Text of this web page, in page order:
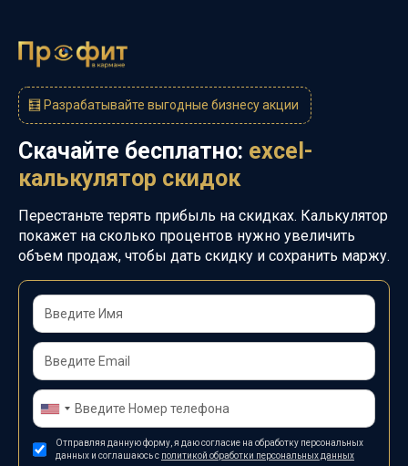
🧮 Разрабатывайте выгодные бизнесу акции
Скачайте бесплатно: excel-
калькулятор скидок
Перестаньте терять прибыль на скидках. Калькулятор
покажет на сколько процентов нужно увеличить
объем продаж, чтобы дать скидку и сохранить маржу.
Отправляя данную форму, я даю согласие на обработку персональных
данных и соглашаюсь с политикой обработки персональных данных